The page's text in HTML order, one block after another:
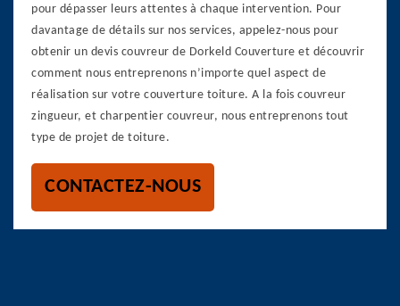
pour dépasser leurs attentes à chaque intervention. Pour
davantage de détails sur nos services, appelez-nous pour
obtenir un devis couvreur de Dorkeld Couverture et découvrir
comment nous entreprenons n’importe quel aspect de
réalisation sur votre couverture toiture. A la fois couvreur
zingueur, et charpentier couvreur, nous entreprenons tout
type de projet de toiture.
CONTACTEZ-NOUS